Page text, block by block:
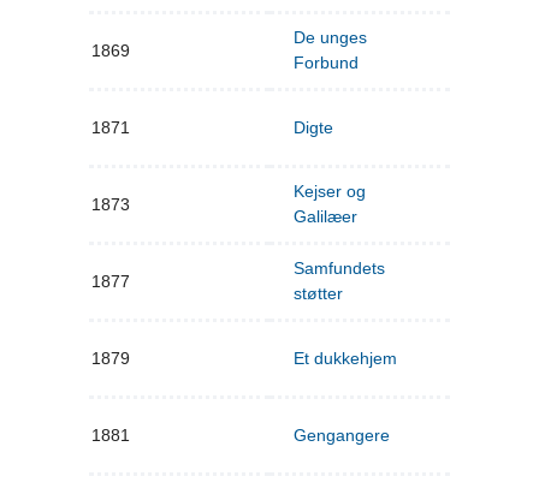
1869
De unges
Forbund
1871 Digte
1873
Kejser og
Galilæer
1877
Samfundets
støtter
1879 Et dukkehjem
1881 Gengangere